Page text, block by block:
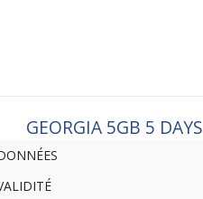
GEORGIA 5GB 5 DAYS